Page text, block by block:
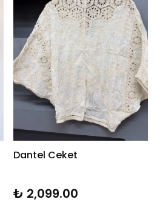
Dantel Ceket
₺ 2,099.00